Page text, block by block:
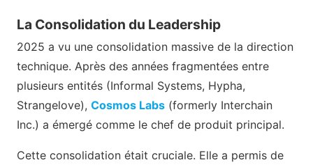
La Consolidation du Leadership
2025 a vu une consolidation massive de la direction
technique. Après des années fragmentées entre
plusieurs entités (Informal Systems, Hypha,
Strangelove), Cosmos Labs (formerly Interchain
Inc.) a émergé comme le chef de produit principal.
Cette consolidation était cruciale. Elle a permis de